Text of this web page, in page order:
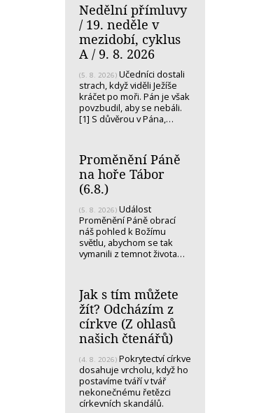
Nedělní přímluvy
/ 19. neděle v
mezidobí, cyklus
A / 9. 8. 2026
(5. 8. 2026) Učedníci dostali
strach, když viděli Ježíše
kráčet po moři. Pán je však
povzbudil, aby se nebáli.
[1] S důvěrou v Pána,…
Proměnění Páně
na hoře Tábor
(6.8.)
(5. 8. 2026) Událost
Proměnění Páně obrací
náš pohled k Božímu
světlu, abychom se tak
vymanili z temnot života…
Jak s tím můžete
žít? Odcházím z
církve (Z ohlasů
našich čtenářů)
(4. 8. 2026) Pokrytectví církve
dosahuje vrcholu, když ho
postavíme tváří v tvář
nekonečnému řetězci
církevních skandálů.